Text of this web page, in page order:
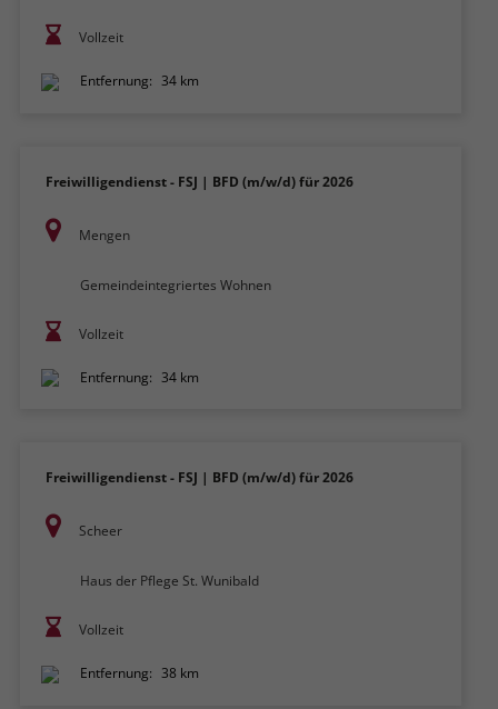
Vollzeit
Entfernung: 34 km
Freiwilligendienst - FSJ | BFD (m/w/d) für 2026
Mengen
Gemeindeintegriertes Wohnen
Vollzeit
Entfernung: 34 km
Freiwilligendienst - FSJ | BFD (m/w/d) für 2026
Scheer
Haus der Pflege St. Wunibald
Vollzeit
Entfernung: 38 km